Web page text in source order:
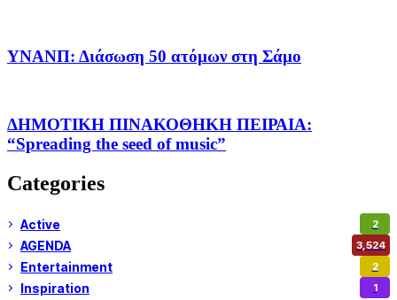
ΥΝΑΝΠ: Διάσωση 50 ατόμων στη Σάμο
ΔΗΜΟΤΙΚΗ ΠΙΝΑΚΟΘΗΚΗ ΠΕΙΡΑΙΑ:
“Spreading the seed of music”
Categories
Active 2
AGENDA 3,524
Entertainment 2
Inspiration 1